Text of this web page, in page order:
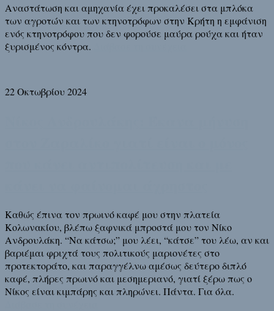
Αναστάτωση και αμηχανία έχει προκαλέσει στα μπλόκα
των αγροτών και των κτηνοτρόφων στην Κρήτη η εμφάνιση
ενός κτηνοτρόφου που δεν φορούσε μαύρα ρούχα και ήταν
ξυρισμένος κόντρα.
22 Οκτωβρίου 2024
Καθώς έπινα τον πρωινό καφέ μου στην πλατεία
Κολωνακίου, βλέπω ξαφνικά μπροστά μου τον Νίκο
Ανδρουλάκη. “Να κάτσω;” μου λέει, “κάτσε” του λέω, αν και
βαριέμαι φριχτά τους πολιτικούς μαριονέτες στο
προτεκτοράτο, και παραγγέλνω αμέσως δεύτερο διπλό
καφέ, πλήρες πρωινό και μεσημεριανό, γιατί ξέρω πως ο
Νίκος είναι κιμπάρης και πληρώνει. Πάντα. Για όλα.